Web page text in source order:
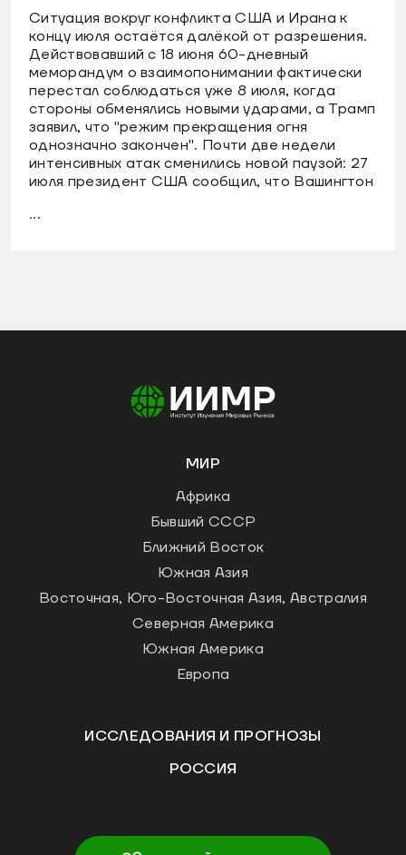
Ситуация вокруг конфликта США и Ирана к
концу июля остаётся далёкой от разрешения.
Действовавший с 18 июня 60-дневный
меморандум о взаимопонимании фактически
перестал соблюдаться уже 8 июля, когда
стороны обменялись новыми ударами, а Трамп
заявил, что "режим прекращения огня
однозначно закончен". Почти две недели
интенсивных атак сменились новой паузой: 27
июля президент США сообщил, что Вашингтон
...
МИР
Африка
Бывший СССР
Ближний Восток
Южная Азия
Восточная, Юго-Восточная Азия, Австралия
Северная Америка
Южная Америка
Европа
ИССЛЕДОВАНИЯ И ПРОГНОЗЫ
РОССИЯ